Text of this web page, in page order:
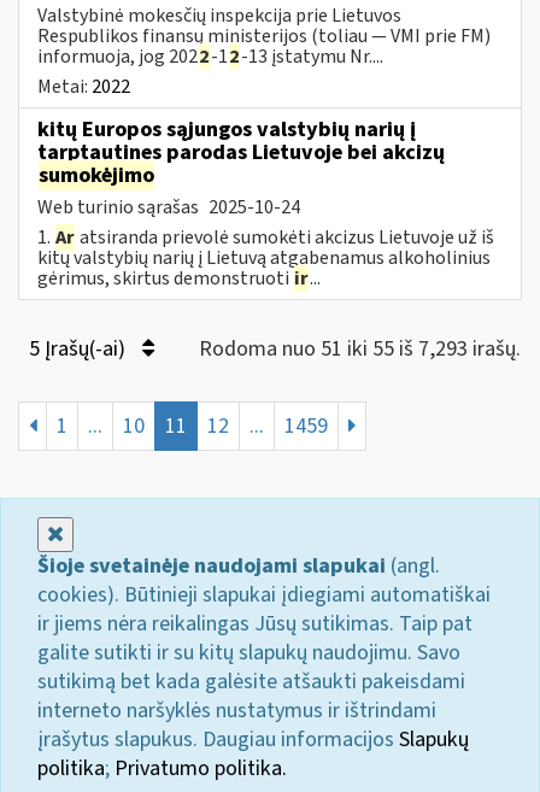
Valstybinė mokesčių inspekcija prie Lietuvos
Respublikos finansų ministerijos (toliau — VMI prie FM)
informuoja, jog 2022-12-13 įstatymu Nr....
Metai: 2022
kitų Europos sąjungos valstybių narių į
tarptautines parodas Lietuvoje bei akcizų
sumokėjimo
Web turinio sąrašas 2025-10-24
1. Aratsiranda prievolė sumokėti akcizus Lietuvoje už iš
kitų valstybių narių į Lietuvą atgabenamus alkoholinius
gėrimus, skirtus demonstruoti ir...
5 Įrašų(-ai) Rodoma nuo 51 iki 55 iš 7,293 irašų.
1 ... 10 11 12 ... 1459
Šioje svetainėje naudojami slapukai (angl.
cookies). Būtinieji slapukai įdiegiami automatiškai
ir jiems nėra reikalingas Jūsų sutikimas. Taip pat
galite sutikti ir su kitų slapukų naudojimu. Savo
sutikimą bet kada galėsite atšaukti pakeisdami
interneto naršyklės nustatymus ir ištrindami
įrašytus slapukus. Daugiau informacijos Slapukų
politika; Privatumo politika.